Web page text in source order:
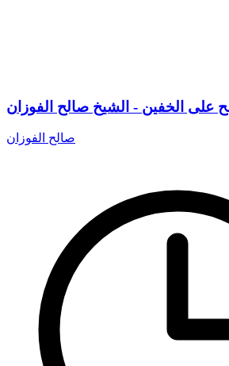
على الخفين - الشيخ صالح الفوزان
صالح الفوزان